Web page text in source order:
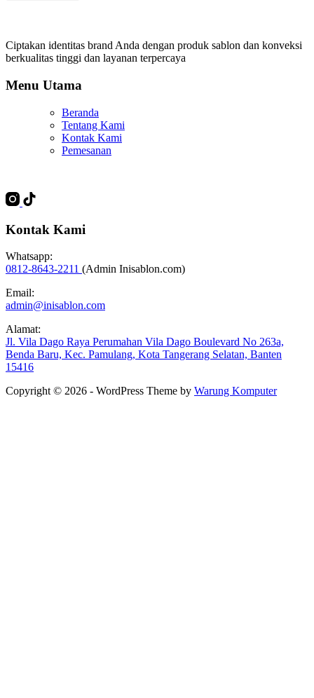
Ciptakan identitas brand Anda dengan produk sablon dan konveksi
berkualitas tinggi dan layanan terpercaya
Menu Utama
Beranda
Tentang Kami
Kontak Kami
Pemesanan
Kontak Kami
Whatsapp:
0812-8643-2211 (Admin Inisablon.com)
Email:
admin@inisablon.com
Alamat:
Jl. Vila Dago Raya Perumahan Vila Dago Boulevard No 263a,
Benda Baru, Kec. Pamulang, Kota Tangerang Selatan, Banten
15416
Copyright © 2026 - WordPress Theme by Warung Komputer